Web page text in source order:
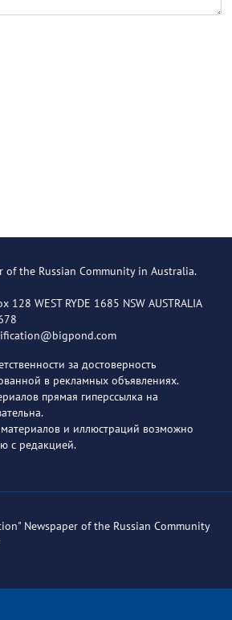
of the Russian Community in Australia.
128 WEST RYDE 1685 NSW AUSTRALIA
за достоверность
в рекламных объявлениях.
прямая гиперссылка на
и иллюстраций возможно
с редакцией.
Newspaper of the Russian Community